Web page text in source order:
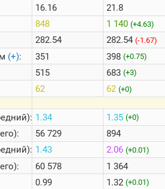
(+):
16.16
848
282.54
351
515
62
1.34
56 729
1.43
60 578
0.99
21.8
1 140 (+4.63)
282.54 (-1.67)
398 (+0.75)
683 (+3)
62 (+0)
1.35 (+0)
894
2.06 (+0.01)
1 364
1.32 (+0.01)